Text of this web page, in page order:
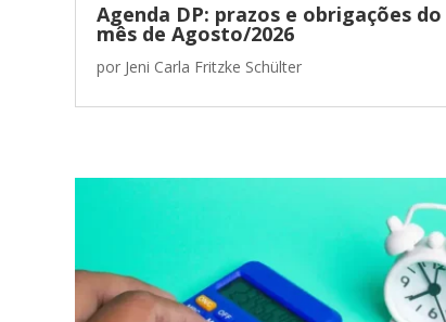
Agenda DP: prazos e obrigações do
mês de Agosto/2026
por Jeni Carla Fritzke Schülter